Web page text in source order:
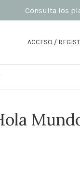
Consulta los plazos
ACCESO /